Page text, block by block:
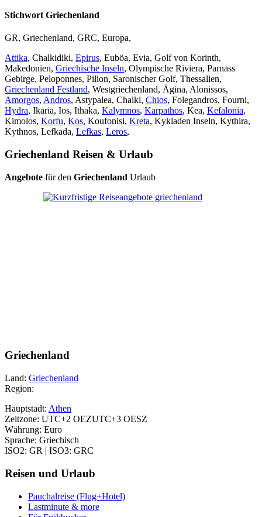
Stichwort Griechenland
GR, Griechenland, GRC, Europa,
Attika, Chalkidiki, Epirus, Euböa, Evia, Golf von Korinth,
Makedonien, Griechische Inseln, Olympische Riviera, Parnass
Gebirge, Peloponnes, Pilion, Saronischer Golf, Thessalien,
Griechenland Festland, Westgriechenland, Ägina, Alonissos,
Amorgos, Andros, Astypalea, Chalki, Chios, Folegandros, Fourni,
Hydra, Ikaria, Ios, Ithaka, Kalymnos, Karpathos, Kea, Kefalonia,
Kimolos, Korfu, Kos, Koufonisi, Kreta, Kykladen Inseln, Kythira,
Kythnos, Lefkada, Lefkas, Leros,
Griechenland Reisen & Urlaub
Angebote für den Griechenland Urlaub
Griechenland
Land: Griechenland
Region:
Hauptstadt: Athen
Zeitzone: UTC+2 OEZUTC+3 OESZ
Währung: Euro
Sprache: Griechisch
ISO2: GR | ISO3: GRC
Reisen und Urlaub
Pauchalreise (Flug+Hotel)
Lastminute & more